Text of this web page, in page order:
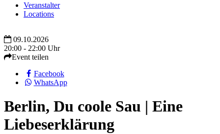
Veranstalter
Locations
09.10.2026
20:00 - 22:00 Uhr
Event teilen
Facebook
WhatsApp
Berlin, Du coole Sau | Eine
Liebeserklärung